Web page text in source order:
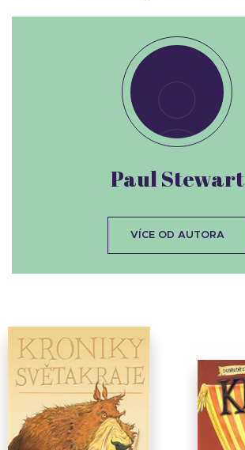
Paul Stewart
VÍCE OD AUTORA